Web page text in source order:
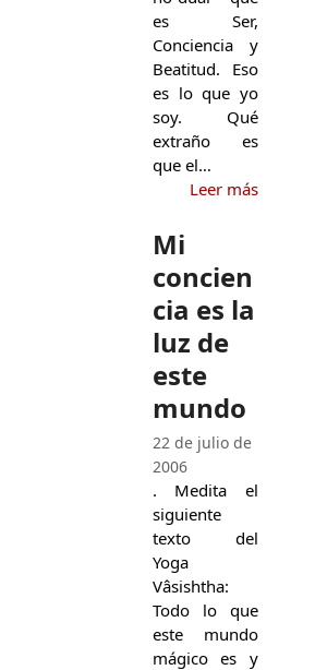
es Ser,
Conciencia y
Beatitud. Eso
es lo que yo
soy. Qué
extraño es
que el…
Leer más
Mi
concien
cia es la
luz de
este
mundo
22 de julio de
2006
. Medita el
siguiente
texto del
Yoga
Vâsishtha:
Todo lo que
este mundo
mágico es y